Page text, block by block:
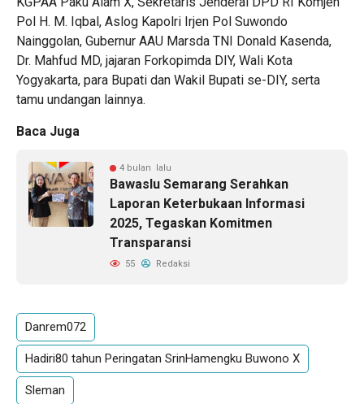
Pol H. M. Iqbal, Aslog Kapolri Irjen Pol Suwondo
Nainggolan, Gubernur AAU Marsda TNI Donald Kasenda,
Dr. Mahfud MD, jajaran Forkopimda DIY, Wali Kota
Yogyakarta, para Bupati dan Wakil Bupati se-DIY, serta
tamu undangan lainnya.
Baca Juga
4 bulan lalu
Bawaslu Semarang Serahkan
Laporan Keterbukaan Informasi
2025, Tegaskan Komitmen
Transparansi
55 Redaksi
Danrem072
Hadiri80 tahun Peringatan SrinHamengku Buwono X
Sleman